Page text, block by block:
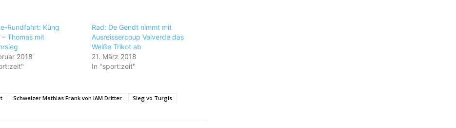
Rundfahrt: Küng
Thomas mit
2018
Rad: De Gendt nimmt mit
Ausreissercoup Valverde das
Weiße Trikot ab
21. März 2018
In "sport:zeit"
Schweizer Mathias Frank von IAM Dritter Sieg vo Turgis